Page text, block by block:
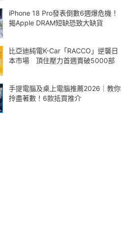
iPhone 18 Pro發表倒數6週爆危機！
揭Apple DRAM短缺恐致大缺貨
比亞迪純電K-Car「RACCO」逆襲日
本市場 頂住壓力首週賣破5000部
手提電腦及桌上電腦推薦2026｜教你
拎盡著數！6款抵買推介